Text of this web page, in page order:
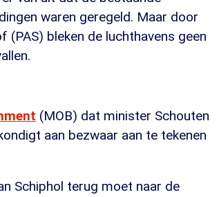
waren geregeld. Maar door
bleken de luchthavens geen
(MOB) dat minister Schouten
aan bezwaar aan te tekenen
Schiphol terug moet naar de